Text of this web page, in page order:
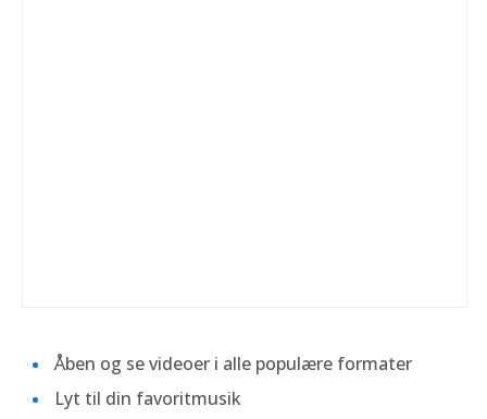
Åben og se videoer i alle populære formater
Lyt til din favoritmusik